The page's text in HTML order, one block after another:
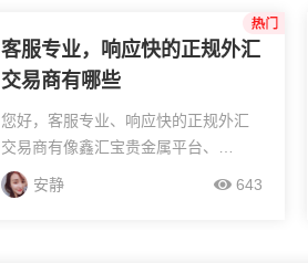
客服专业，响应快的正规外汇
交易商有哪些
您好，客服专业、响应快的正规外汇
交易商有像鑫汇宝贵金属平台、
TMGM平台、EC平台、VTMarkets、
智汇、澳汇。这些交易商的客服都经
安静 643